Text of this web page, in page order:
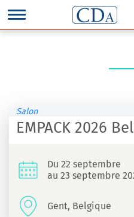
Salon
EMPACK 2026
Du 22 septembre
au 23 septembre
Gent, Belgique